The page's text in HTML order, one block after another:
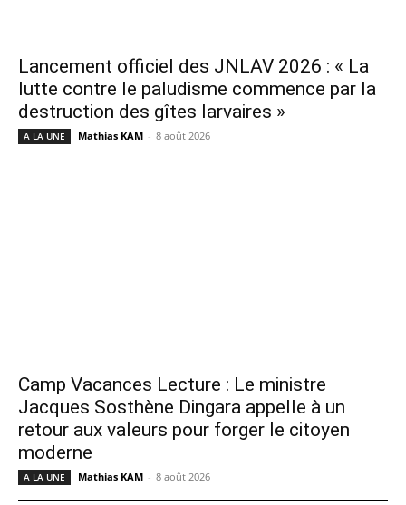
Lancement officiel des JNLAV 2026 : « La
lutte contre le paludisme commence par la
destruction des gîtes larvaires »
A LA UNE Mathias KAM - 8 août 2026
Camp Vacances Lecture : Le ministre
Jacques Sosthène Dingara appelle à un
retour aux valeurs pour forger le citoyen
moderne
A LA UNE Mathias KAM - 8 août 2026